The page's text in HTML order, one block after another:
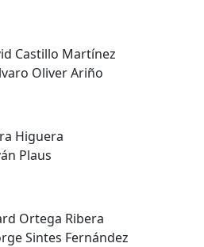
Castillo Martínez
Oliver Ariño
Higuera
Plaus
Ortega Ribera
Sintes Fernández